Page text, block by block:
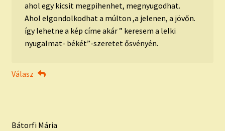
ahol egy kicsit megpihenhet, megnyugodhat.
Ahol elgondolkodhat a múlton ,a jelenen, a jövőn.
így lehetne a kép címe akár ” keresem a lelki
nyugalmat- békét”-szeretet ősvényén.
Válasz
Bátorfi Mária